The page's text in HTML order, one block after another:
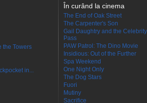
the Towers
in...
În curând la cinema
The End of Oak Street
The Carpenter's Son
Gail Daughtry and the
Pass
PAW Patrol: The Dino Movie
Insidious: Out of the Further
Spa Weekend
One Night Only
The Dog Stars
Fuori
Mutiny
Sacrifice